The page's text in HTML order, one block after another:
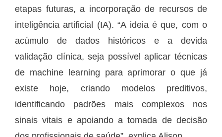
etapas futuras, a incorporação de recursos de
inteligência artificial (IA). “A ideia é que, com o
acúmulo de dados históricos e a devida
validação clínica, seja possível aplicar técnicas
de machine learning para aprimorar o que já
existe hoje, criando modelos preditivos,
identificando padrões mais complexos nos
sinais vitais e apoiando a tomada de decisão